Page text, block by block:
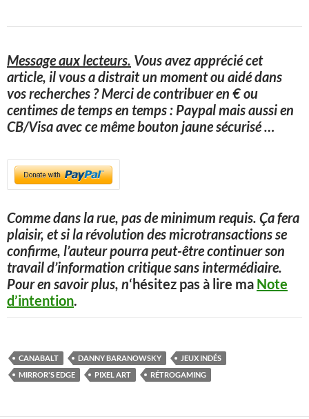
Message aux lecteurs. Vous avez apprécié cet
article, il vous a distrait un moment ou aidé dans
vos recherches ? Merci de contribuer en € ou
centimes de temps en temps : Paypal mais aussi en
CB/Visa avec ce même bouton jaune sécurisé…
Comme dans la rue, pas de minimum requis. Ça fera
plaisir, et si la révolution des microtransactions se
confirme, l’auteur pourra peut-être continuer son
travail d’information critique sans intermédiaire.
Pour en savoir plus, n‘hésitez pas à lire ma Note
d’intention.
CANABALT DANNY BARANOWSKY
JEUX INDÉS
MIRROR'S EDGE
PIXEL ART RÉTROGAMING